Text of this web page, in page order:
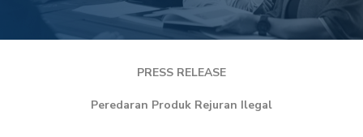
PRESS RELEASE
Peredaran Produk Rejuran Ilegal